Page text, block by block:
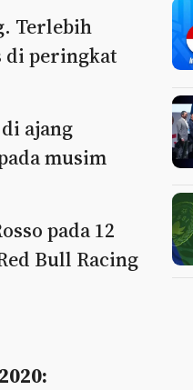
Terlebih
di peringkat
ajang
musim
pada 12
Bull Racing